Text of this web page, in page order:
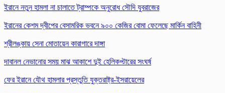
ইরানে নতুন হামলা না চালাতে ট্রাম্পকে অনুরোধ সৌদি যুবরাজের
ইরানের কেশম দ্বীপের বেসামরিক ভবনে ৯০০ কেজির বোমা ফেলেছে মার্কিন বাহিনী
শ্রীলঙ্কায় সেনা মোতায়েন কারাগারে দাঙ্গা
দাবানল নেভানোর সময় মাঝ আকাশে দুই হেলিকপ্টারের সংঘর্ষ
ফের ইরানে যৌথ হামলার প্রস্তুতি যুক্তরাষ্ট্র-ইসরায়েলের